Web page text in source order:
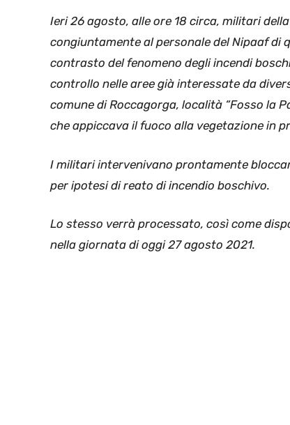
Ieri 26 agosto, alle ore 18 circa, militari
congiuntamente al personale del Nipaaf di
contrasto del fenomeno degli incendi
controllo nelle aree già interessate da
comune di Roccagorga, località “Fosso la
che appiccava il fuoco alla vegetazione in
I militari intervenivano prontamente
per ipotesi di reato di incendio boschivo.
Lo stesso verrà processato, così come
nella giornata di oggi 27 agosto 2021.